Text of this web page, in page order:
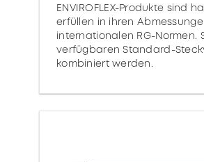
ENVIROFLEX-Produkte sind
erfüllen in ihren
internationalen RG-Normen.
verfügbaren Standard-
kombiniert werden.